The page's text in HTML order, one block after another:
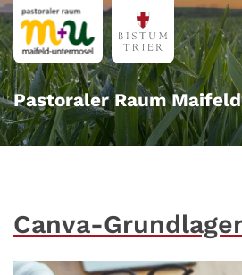
Zum Inhalt springen
Pastoraler Raum
Canva-